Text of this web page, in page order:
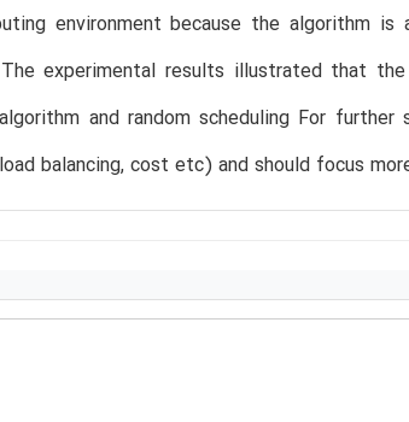
environment because the algorithm
experimental results illustrated that
and random scheduling For
balancing, cost etc) and should focus